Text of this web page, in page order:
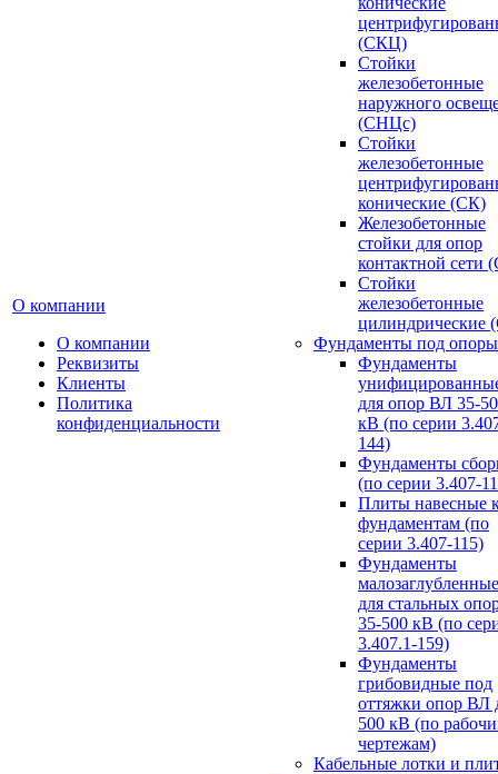
О компании
О компании
Реквизиты
Клиенты
Политика
конфиденциальности
(СКЦ)
Стойки
железобетонные
наружного
(СНЦс)
Стойки
железобетонные
конические (СК)
Железобетонные
стойки для опор
контактной сети
Стойки
железобетонные
цилиндрические
Фундаменты под опоры
Фундаменты
для опор ВЛ 35-
кВ (по серии
144)
Фундаменты
(по серии 3.407-
Плиты навесные
фундаментам (по
серии 3.407-115)
Фундаменты
малозаглубленные
для стальных
35-500 кВ (по
3.407.1-159)
Фундаменты
грибовидные под
оттяжки опор ВЛ
500 кВ (по
чертежам)
Кабельные лотки и